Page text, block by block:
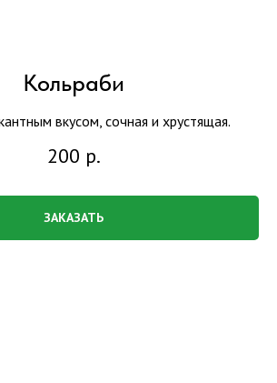
Кольраби
вкусом, сочная и хрустящая.
200 р.
ЗАКАЗАТЬ